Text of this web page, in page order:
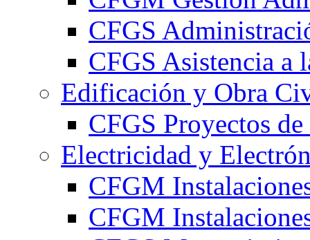
CFGS
CFGS Asistencia a
Edificación y Obra
CFGS Proyectos
Electricidad y
CFGM
CFGM